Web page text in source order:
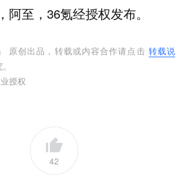
阿至，36氪经授权发布。
」 原创出品，转载或内容合作请点击 转载说
授权
42